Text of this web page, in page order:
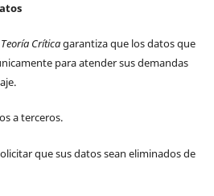
Críticagarantiza que los datos que
para atender sus demandas
a terceros.
que sus datos sean eliminados de